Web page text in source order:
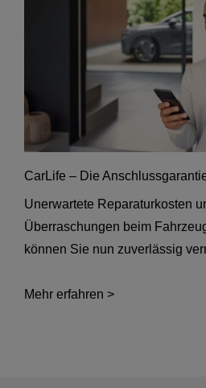
CarLife – Die
Unerwartete Reparaturkosten
Überraschungen beim
können Sie nun zuverlässig
Mehr erfahren >